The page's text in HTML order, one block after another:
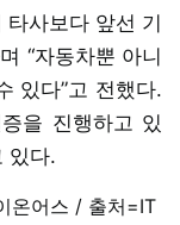
사보다 앞선 기
“자동차뿐 아니
있다”고 전했다.
을 진행하고 있
있다.